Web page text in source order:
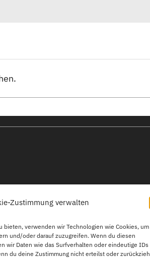
Zustimmung verwalten
bieten, verwenden wir Technologien wie Cookies, um
und/oder darauf zuzugreifen. Wenn du diesen
wir Daten wie das Surfverhalten oder eindeutige IDs
du deine Zustimmung nicht erteilst oder